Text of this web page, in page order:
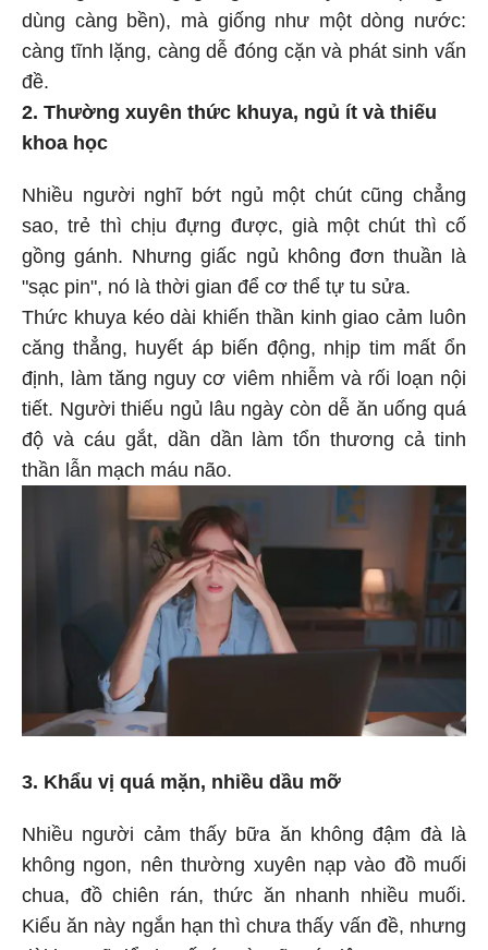
dùng càng bền), mà giống như một dòng nước:
càng tĩnh lặng, càng dễ đóng cặn và phát sinh vấn
đề.
2. Thường xuyên thức khuya, ngủ ít và thiếu
khoa học
Nhiều người nghĩ bớt ngủ một chút cũng chẳng
sao, trẻ thì chịu đựng được, già một chút thì cố
gồng gánh. Nhưng giấc ngủ không đơn thuần là
"sạc pin", nó là thời gian để cơ thể tự tu sửa.
Thức khuya kéo dài khiến thần kinh giao cảm luôn
căng thẳng, huyết áp biến động, nhịp tim mất ổn
định, làm tăng nguy cơ viêm nhiễm và rối loạn nội
tiết. Người thiếu ngủ lâu ngày còn dễ ăn uống quá
độ và cáu gắt, dần dần làm tổn thương cả tinh
thần lẫn mạch máu não.
3. Khẩu vị quá mặn, nhiều dầu mỡ
Nhiều người cảm thấy bữa ăn không đậm đà là
không ngon, nên thường xuyên nạp vào đồ muối
chua, đồ chiên rán, thức ăn nhanh nhiều muối.
Kiểu ăn này ngắn hạn thì chưa thấy vấn đề, nhưng